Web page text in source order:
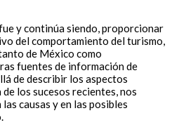
y continúa siendo, proporcionar
del comportamiento del turismo,
de México como
fuentes de información de
de describir los aspectos
los sucesos recientes, nos
causas y en las posibles